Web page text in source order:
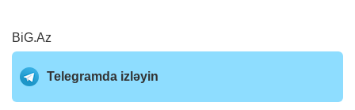
BiG.Az
Telegramda izləyin